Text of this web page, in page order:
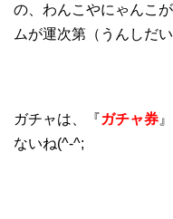
の、わんこやにゃんこ
ムが運次第（うんしだ
ガチャは、『ガチャ券
ないね(^-^;